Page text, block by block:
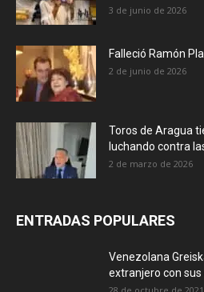
3 de junio de 2026
Falleció Ramón
2 de junio de 2026
Toros de Aragua
luchando contra
2 de marzo de 2026
ENTRADAS POPULARES
Venezolana
extranjero con sus